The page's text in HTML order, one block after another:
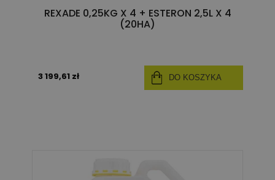
REXADE 0,25KG X 4 + ESTERON 2,5L X 4
(20HA)
3 199,61 zł DO KOSZYKA